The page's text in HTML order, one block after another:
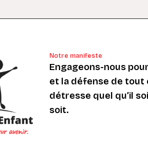
Notre manifeste
Engageons-nous
et la défense de tout
détresse quel qu’il
soit.